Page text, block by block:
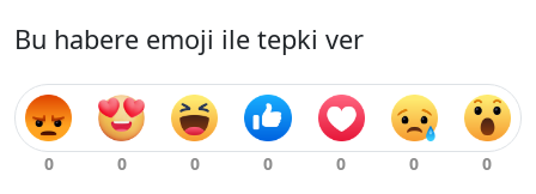
Bu habere emoji ile tepki ver